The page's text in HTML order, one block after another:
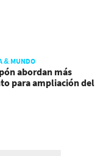
& MUNDO
abordan más
para ampliación del